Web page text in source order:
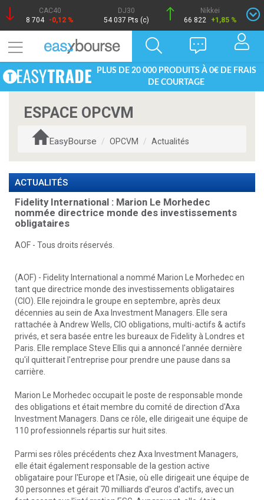
CAC40
8 704 -0,12 %
DJ30
54 037 Pts (c)
Nikkei
66 822
+1,85 %
PLUS DE 20 000 PRODUITS À 0€ DE FRAIS
DE COURTAGE
ESPACE OPCVM
EasyBourse OPCVM Actualités
ACTUALITÉS
Fidelity International : Marion Le Morhedec
nommée directrice monde des investissements
obligataires
AOF - Tous droits réservés.
(AOF) - Fidelity International a nommé Marion Le Morhedec en
tant que directrice monde des investissements obligataires
(CIO). Elle rejoindra le groupe en septembre, après deux
décennies au sein de Axa Investment Managers. Elle sera
rattachée à Andrew Wells, CIO obligations, multi-actifs & actifs
privés, et sera basée entre les bureaux de Fidelity à Londres et
Paris. Elle remplace Steve Ellis qui a annoncé l'année dernière
qu'il quitterait l'entreprise pour prendre une pause dans sa
carrière.
Marion Le Morhedec occupait le poste de responsable monde
des obligations et était membre du comité de direction d'Axa
Investment Managers. Dans ce rôle, elle dirigeait une équipe de
110 professionnels répartis sur huit sites.
Parmi ses rôles précédents chez Axa Investment Managers,
elle était également responsable de la gestion active
obligataire pour l'Europe et l'Asie, où elle dirigeait une équipe de
30 personnes et gérait 70 milliards d'euros d'actifs, avec un